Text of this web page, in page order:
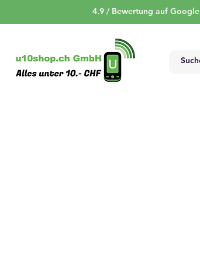
4.9 / Bewertung auf Google